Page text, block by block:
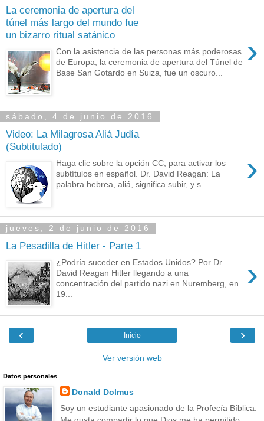
La ceremonia de apertura del
túnel más largo del mundo fue
un bizarro ritual satánico
›
Con la asistencia de las personas más poderosas
de Europa, la ceremonia de apertura del Túnel de
Base San Gotardo en Suiza, fue un oscuro...
sábado, 4 de junio de 2016
Video: La Milagrosa Aliá Judía
(Subtitulado)
›
Haga clic sobre la opción CC, para activar los
subtítulos en español. Dr. David Reagan: La
palabra hebrea, aliá, significa subir, y s...
jueves, 2 de junio de 2016
La Pesadilla de Hitler - Parte 1
›
¿Podría suceder en Estados Unidos? Por Dr.
David Reagan Hitler llegando a una
concentración del partido nazi en Nuremberg, en
19...
‹ ›
Inicio
Ver versión web
Datos personales
Donald Dolmus
Soy un estudiante apasionado de la Profecía Bíblica.